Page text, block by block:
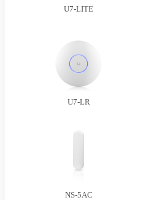
U7-LITE
U7-LR
NS-5AC